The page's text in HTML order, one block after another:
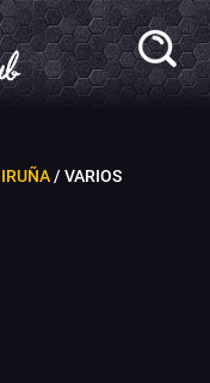
/ VARIOS